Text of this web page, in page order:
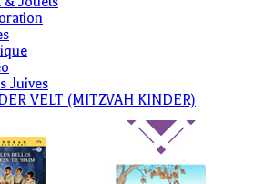
Juives
VELT (MITZVAH KINDER)